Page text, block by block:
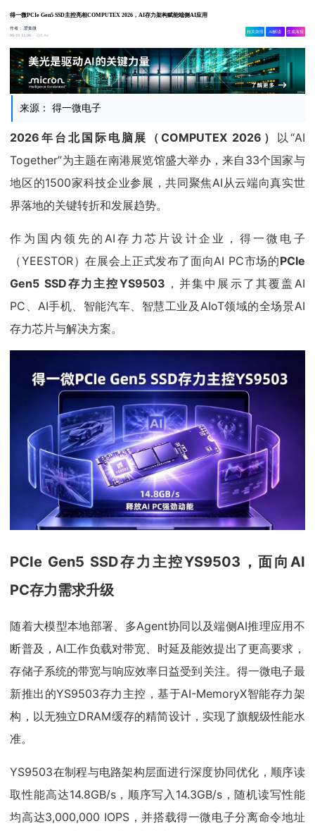
得一微PCIe Gen5 SSD主控亮相COMPUTEX 2026，AI存力架构赋能端侧AI应用
作者：爱集微
06-10 11:06
1.4w
相关舆情 AI解读 生成海报
来源： 得一微电子
2026年台北国际电脑展（COMPUTEX 2026） 以“AI
Together”为主题在南港展览馆盛大举办，来自33个国家与
地区的1500家科技企业参展，共同聚焦AI从云端向真实世
界落地的关键转折和发展趋势。
作为国内领先的AI存力芯片设计企业，得一微电子
（YEESTOR）在展会上正式发布了面向AI PC市场的PCIe
Gen5 SSD存力主控YS9503 ，并集中展示了其覆盖AI
PC、AI手机、智能汽车、智慧工业及AIoT领域的全场景AI
存力芯片与解决方案。
PCIe Gen5 SSD存力主控YS9503，面向AI
PC存力需求升级
随着大模型本地部署、多Agent协同以及端侧AI推理应用不
断普及，AI工作负载对带宽、时延及能效提出了更高要求，
存储子系统的带宽与响应效率日益受到关注。得一微电子最
新推出的YS9503存力主控，基于AI-MemoryX智能存力架
构，以无独立DRAM缓存的精简设计，实现了旗舰级性能水
准。
YS9503在制程与电路架构层面进行深度协同优化，顺序读
取性能高达14.8GB/s，顺序写入14.3GB/s，随机读写性能
均高达3,000,000 IOPS，并搭载得一微电子分离命令地址